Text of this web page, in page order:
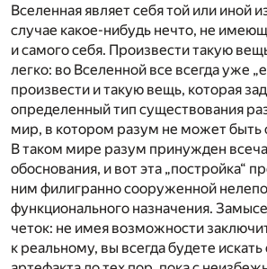
Вселенная являет себя той или иной
случае какое-нибудь нечто, не
и самого себя. Произвести такую
легко: во Вселенной все всегда уже
произвести и такую вещь, которая
определенный тип существования
мир, в котором разум не может
В таком мире разум принужден
обоснования, и вот эта „постройка“
ним филигранно сооруженной
функционального назначения.
четок: не имея возможности
к реальному, вы всегда будете искать